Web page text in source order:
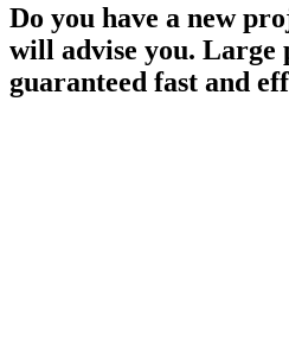
Do you have a new
will advise you. Large
guaranteed fast and